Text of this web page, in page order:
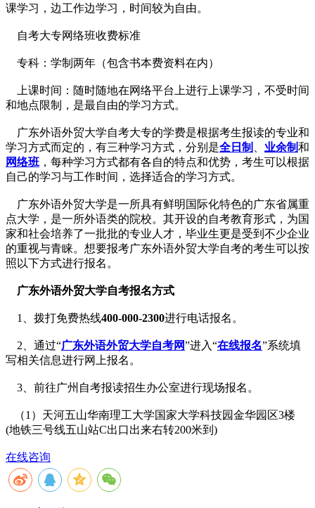
课学习，边工作边学习，时间较为自由。
自考大专网络班收费标准
专科： 学制两年（包含书本费资料在内）
上课时间： 随时随地在网络平台上进行上课学习，不受时间
和地点限制，是最自由的学习方式。
广东外语外贸大学自考大专的学费是根据考生报读的专业和
学习方式而定的，有三种学习方式，分别是全日制 业余制和
网络班 ，每种学习方式都有各自的特点和优势，考生可以根据
自己的学习与工作时间，选择适合的学习方式。
广东外语外贸大学是一所具有鲜明国际化特色的广东省属重
点大学，是一所外语类的院校。其开设的自考教育形式，为国
家和社会培养了一批批的专业人才，毕业生更是受到不少企业
的重视与青睐。想要报考广东外语外贸大学自考的考生可以按
照以下方式进行报名。
广东外语外贸大学自考报名方式
1、拨打免费热线400-000-2300进行电话报名。
2、通过“广东外语外贸大学自考网”进入“在线报名”系统填
写相关信息进行网上报名。
3、前往广州自考报读招生办公室进行现场报名。
（1）天河五山华南理工大学国家大学科技园金华园区3楼
(地铁三号线五山站C出口出来右转200米到)
在线咨询